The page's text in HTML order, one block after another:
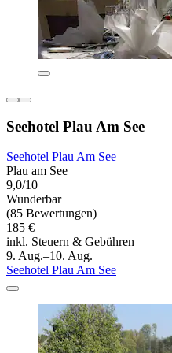
Seehotel Plau Am See
Seehotel Plau Am See
Plau am See
9,0/10
Wunderbar
(85 Bewertungen)
185 €
inkl. Steuern & Gebühren
9. Aug.–10. Aug.
Seehotel Plau Am See